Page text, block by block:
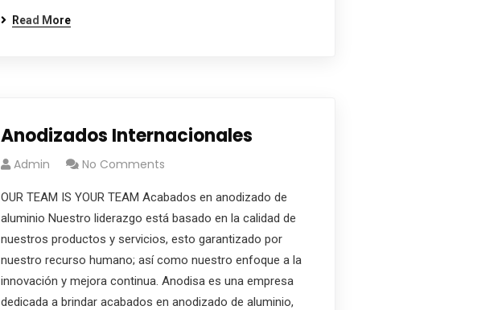
Read More
Anodizados Internacionales
Admin No Comments
OUR TEAM IS YOUR TEAM Acabados en anodizado de
aluminio Nuestro liderazgo está basado en la calidad de
nuestros productos y servicios, esto garantizado por
nuestro recurso humano; así como nuestro enfoque a la
innovación y mejora continua. Anodisa es una empresa
dedicada a brindar acabados en anodizado de aluminio,